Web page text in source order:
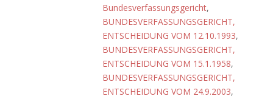
Bundesverfassungsgericht,
BUNDESVERFASSUNGSGERICHT,
ENTSCHEIDUNG VOM 12.10.1993,
BUNDESVERFASSUNGSGERICHT,
ENTSCHEIDUNG VOM 15.1.1958,
BUNDESVERFASSUNGSGERICHT,
ENTSCHEIDUNG VOM 24.9.2003,